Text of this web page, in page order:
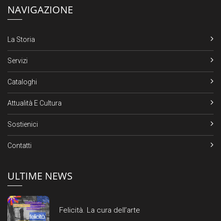
NAVIGAZIONE
La Storia
Servizi
Cataloghi
Attualità E Cultura
Sostienici
Contatti
ULTIME NEWS
Felicità. La cura dell’arte